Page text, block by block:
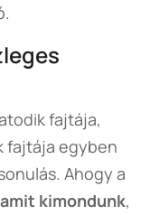
fajtája,
fajtája egyben
Ahogy a
kimondunk,